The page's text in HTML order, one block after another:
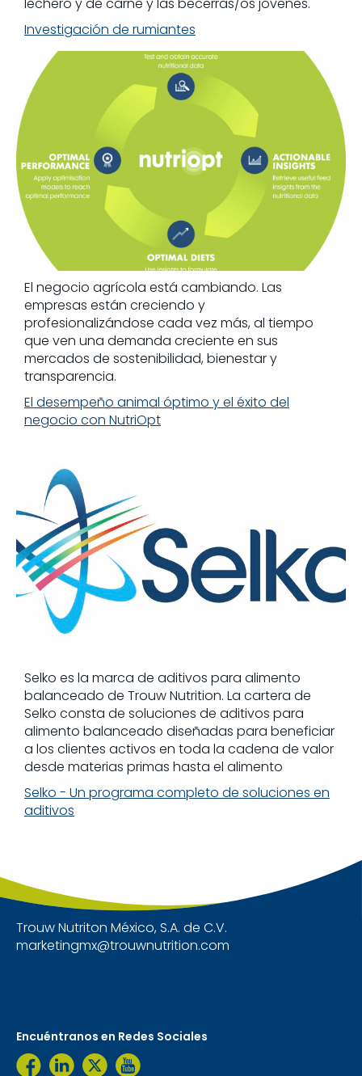
Investigación de rumiantes
El negocio agrícola está cambiando. Las
empresas están creciendo y
profesionalizándose cada vez más, al tiempo
que ven una demanda creciente en sus
mercados de sostenibilidad, bienestar y
transparencia.
El desempeño animal óptimo y el éxito del
negocio con NutriOpt
Selko es la marca de aditivos para alimento
balanceado de Trouw Nutrition. La cartera de
Selko consta de soluciones de aditivos para
alimento balanceado diseñadas para beneficiar
a los clientes activos en toda la cadena de valor
desde materias primas hasta el alimento
Selko - Un programa completo de soluciones en
aditivos
Trouw Nutriton México, S.A. de C.V.
marketingmx@trouwnutrition.com
Encuéntranos en Redes Sociales